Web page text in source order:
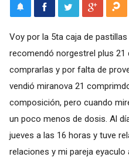
Voy por la 5ta caja de
recomendó norgestrel plus
comprarlas y por falta de
vendió miranova 21
composición, pero cuando
un poco menos de dosis. Al
jueves a las 16 horas y tuve
relaciones y mi pareja eyaculo